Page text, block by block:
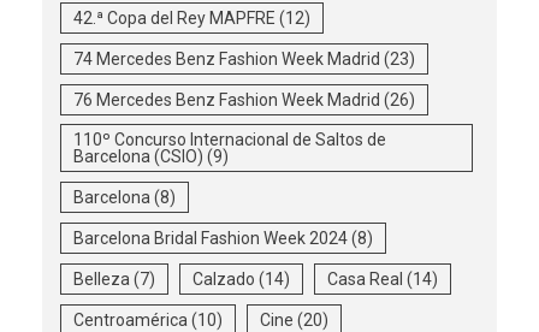
42.ª Copa del Rey MAPFRE (12)
74 Mercedes Benz Fashion Week Madrid (23)
76 Mercedes Benz Fashion Week Madrid (26)
110º Concurso Internacional de Saltos de
Barcelona (CSIO) (9)
Barcelona(8)
Barcelona Bridal Fashion Week 2024(8)
Belleza(7) Calzado (14) Casa Real (14)
Centroamérica(10) Cine (20)